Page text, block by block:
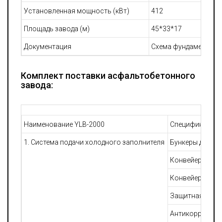
Установленная мощность (кВт) 412
Площадь завода (м) 45*33*17
Документация Схема фундамента,
Комплект поставки асфальтобетонного
завода:
Наименование YLB-2000 Спецификация
1. Система подачи холодного заполнителя Бункеры для
Конвейер
Конвейер для
Защитная